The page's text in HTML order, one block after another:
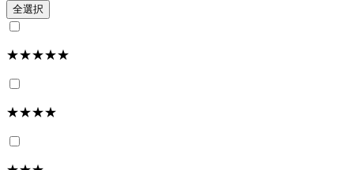
全選択
★★★★★
★★★★